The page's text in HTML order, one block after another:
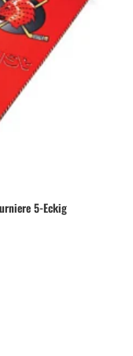
5-Eckig